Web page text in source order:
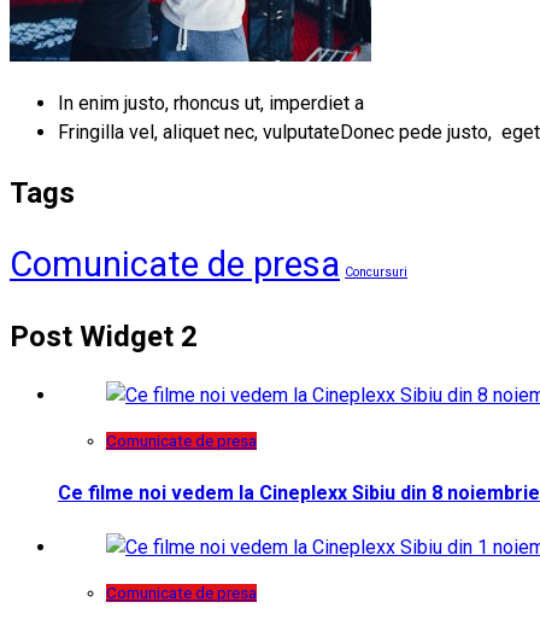
In enim justo, rhoncus ut, imperdiet a
Fringilla vel, aliquet nec, vulputateDonec pede justo,
Tags
Comunicate de presa Concursuri
Post Widget 2
Comunicate de presa
Ce filme noi vedem la Cineplexx Sibiu din 8 noiembrie
Comunicate de presa